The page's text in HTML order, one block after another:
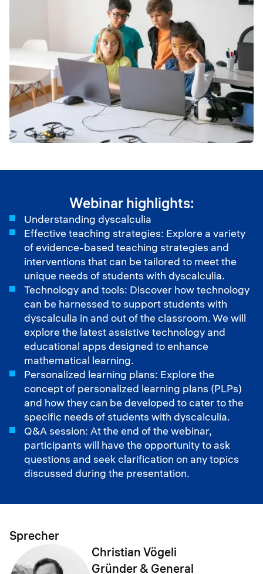
Webinar highlights:
Understanding dyscalculia
Effective teaching strategies: Explore a variety
of evidence-based teaching strategies and
interventions that can be tailored to meet the
unique needs of students with dyscalculia.
Technology and tools: Discover how technology
can be harnessed to support students with
dyscalculia in and out of the classroom. We will
explore the latest assistive technology and
educational apps designed to enhance
mathematical learning.
Personalized learning plans: Explore the
concept of personalized learning plans (PLPs)
and how they can be developed to cater to the
specific needs of students with dyscalculia.
Q&A session: At the end of the webinar,
participants will have the opportunity to ask
questions and seek clarification on any topics
discussed during the presentation.
Sprecher
Christian Vögeli
Gründer & General